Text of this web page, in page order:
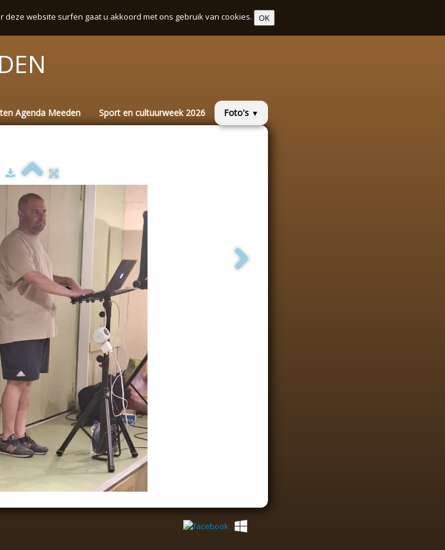
website surfen gaat u akkoord met ons gebruik van cookies. OK
Agenda Meeden Sport en cultuurweek 2026 Foto's ▼